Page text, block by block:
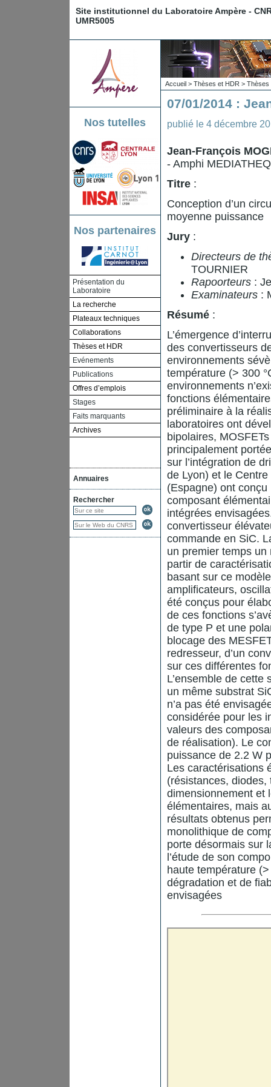
Site institutionnel du Laboratoire Ampère -
UMR5005
Nos tutelles
Nos partenaires
Présentation du
Laboratoire
La recherche
Plateaux techniques
Collaborations
Thèses et HDR
Evénements
Publications
Offres d’emplois
Stages
Faits marquants
Archives
Annuaires
Rechercher
Accueil > Thèses et HDR > Thèses
07/01/2014 :
publié le 4 décembre
Jean-François
- Amphi
Titre :
Conception d’un
moyenne puissance
Jury :
Directeurs de
TOURNIER
Rapoorteurs :
Examinateurs :
Résumé :
L’émergence
des convertisseurs
environnements
température (> 300
environnements
fonctions
préliminaire à la
laboratoires ont
bipolaires,
principalement
sur l’intégration de
de Lyon) et le
(Espagne) ont
composant
intégrées
convertisseur
commande en SiC.
un premier temps
partir de
basant sur ce
amplificateurs,
été conçus pour
de ces fonctions
de type P et une
blocage des
redresseur, d’un
sur ces différentes
L’ensemble de
un même substrat
n’a pas été
considérée pour les
valeurs des
de réalisation). Le
puissance de 2.2 W
Les caractérisations
(résistances,
dimensionnement et
élémentaires, mais
résultats obtenus
monolithique de
porte désormais sur
l’étude de son
haute température
dégradation et de
envisagées